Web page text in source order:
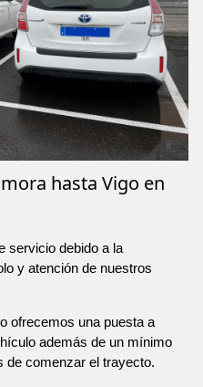
hasta Vigo en
servicio debido a la
y atención de nuestros
ofrecemos una puesta a
además de un mínimo
de comenzar el trayecto.